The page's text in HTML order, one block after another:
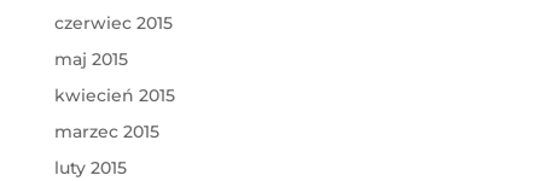
czerwiec 2015
maj 2015
kwiecień 2015
marzec 2015
luty 2015